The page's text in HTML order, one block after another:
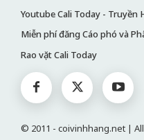
Youtube Cali Today - Truyền
Miễn phí đăng Cáo phó và
Rao vặt Cali Today
© 2011 - coivinhhang.net |